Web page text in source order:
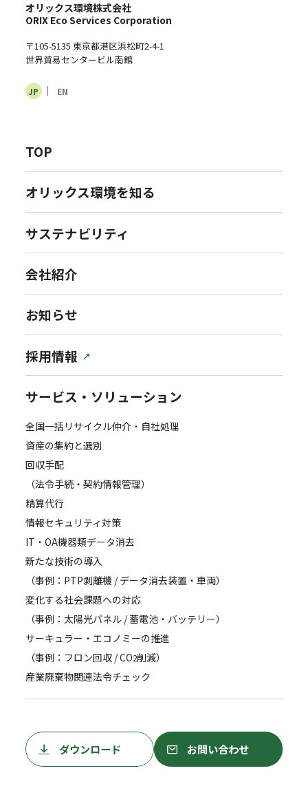
オリックス環境株式会社
ORIX Eco Services Corporation
〒105-5135 東京都港区浜松町2-4-1
世界貿易センタービル南館
JP EN
TOP
オリックス環境を知る
サステナビリティ
会社紹介
お知らせ
採用情報
サービス・ソリューション
全国一括リサイクル仲介・自社処理
資産の集約と選別
回収手配
（法令手続・契約情報管理）
精算代行
情報セキュリティ対策
IT・OA機器類データ消去
新たな技術の導入
（事例：PTP剥離機 / データ消去装置・車両）
変化する社会課題への対応
（事例：太陽光パネル / 蓄電池・バッテリー）
サーキュラー・エコノミーの推進
（事例：フロン回収 / CO2削減）
産業廃棄物関連法令チェック
ダウンロード
ダウンロード
お問い合わせ